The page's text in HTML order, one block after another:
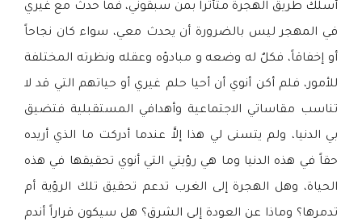
أسلك طريق الهجرة متأثراً بمن سبقوني، فما حدث مع غيري
في المهجر ليس بالضرورة أن يحدث معي، سواء كان نجاحاً
أو إخفاقاً، فكلٌ له وضعه و مبادؤه وعقله ونظرته المختلفة
للأمور، فلم أكن أنوي أن أحيا حلم غيري أو حياتهم التي قد لا
تناسب مقاساتي الاجتماعية وأهدافي المستقبلية فتضيق
بي الدنيا، ولم يتسنى لي هذا إلاَّ عندما أدركت ما الذي أريده
حقاً في هذه الدنيا وما هي رؤيتي التي أنوي تحقيقها في هذه
الحياة، وهل الهجرة إلى الغرب تدعم تحقيق تلك الرؤية أم
تدمرها؟ وماذا عن العودة إلى الشرق؟ هل سيكون قراراً أندم